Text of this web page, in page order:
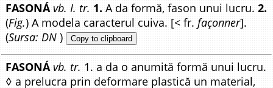
FASONÁ vb. I. tr. 1. A da formă, fason unui lucru.2.
(Fig.) A modela caracterul cuiva. [< fr.façonner].
(Sursa: DN ) Copy to clipboard
FASONÁ vb. tr. 1. a da o anumită formă unui lucru.
◊ a prelucra prin deformare plastică un material,